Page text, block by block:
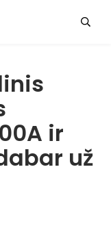
ir
už